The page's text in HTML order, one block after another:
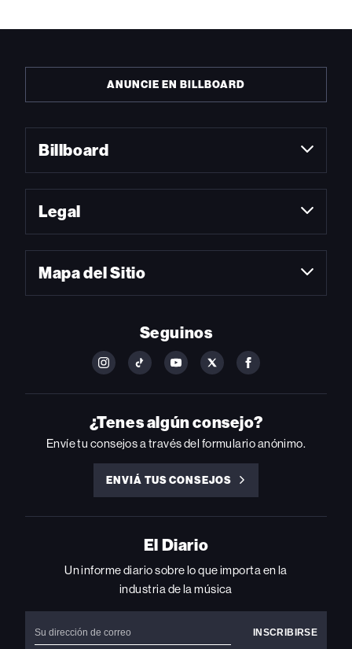
ANUNCIE EN BILLBOARD
Billboard
Legal
Mapa del Sitio
Seguinos
FOLLOW
ON
INSTAGRAM
FOLLOW
ON
YOUTUBE
FOLLOW
ON
YOUTUBE
FOLLOW
ON
FOLLOW
ON
FACEBOOK
¿Tenes algún consejo?
Envíe tu consejos a través del formulario anónimo.
ENVIÁ TUS CONSEJOS
ENVIÁ
CONSEJOS
El Diario
Un informe diario sobre lo que importa en la
industria de la música